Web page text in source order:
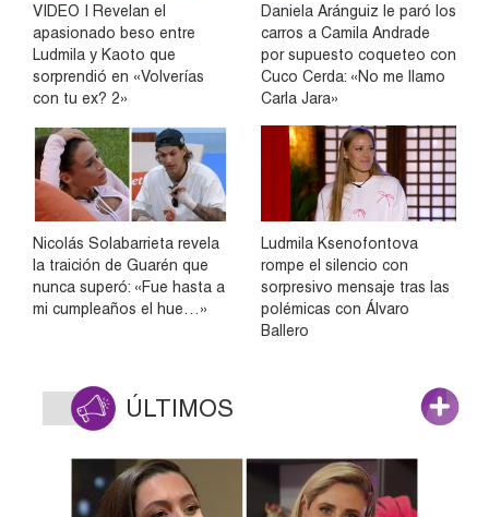
VIDEO | Revelan el
apasionado beso entre
Ludmila y Kaoto que
sorprendió en «Volverías
con tu ex? 2»
Daniela Aránguiz le paró los
carros a Camila Andrade
por supuesto coqueteo con
Cuco Cerda: «No me llamo
Carla Jara»
Nicolás Solabarrieta revela
la traición de Guarén que
nunca superó: «Fue hasta a
mi cumpleaños el hue…»
Ludmila Ksenofontova
rompe el silencio con
sorpresivo mensaje tras las
polémicas con Álvaro
Ballero
ÚLTIMOS